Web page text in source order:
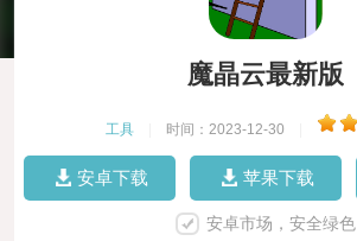
魔晶云最新版
工具 时间：2023-12-30
安卓下载 苹果下载
安卓市场，安全绿色